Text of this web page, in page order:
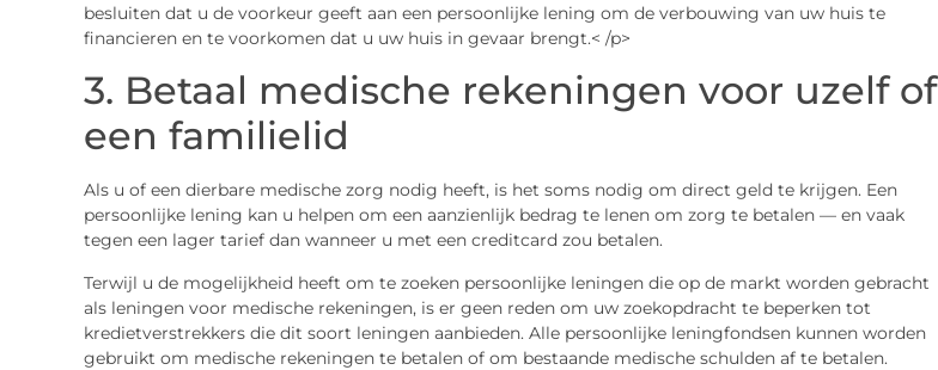
besluiten dat u de voorkeur geeft aan een persoonlijke lening om de verbouwing van uw huis te
financieren en te voorkomen dat u uw huis in gevaar brengt.< /p>
3. Betaal medische rekeningen voor uzelf of
een familielid
Als u of een dierbare medische zorg nodig heeft, is het soms nodig om direct geld te krijgen. Een
persoonlijke lening kan u helpen om een aanzienlijk bedrag te lenen om zorg te betalen — en vaak
tegen een lager tarief dan wanneer u met een creditcard zou betalen.
Terwijl u de mogelijkheid heeft om te zoeken persoonlijke leningen die op de markt worden gebracht
als leningen voor medische rekeningen, is er geen reden om uw zoekopdracht te beperken tot
kredietverstrekkers die dit soort leningen aanbieden. Alle persoonlijke leningfondsen kunnen worden
gebruikt om medische rekeningen te betalen of om bestaande medische schulden af te betalen.